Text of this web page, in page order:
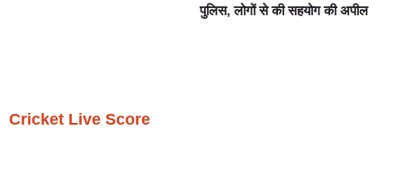
पुलिस, लोगों से की सहयोग की अपील
Cricket Live Score